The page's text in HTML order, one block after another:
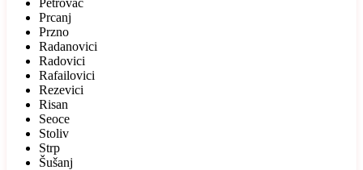
Petrovac
Prcanj
Przno
Radanovici
Radovici
Rafailovici
Rezevici
Risan
Seoce
Stoliv
Strp
Šušanj